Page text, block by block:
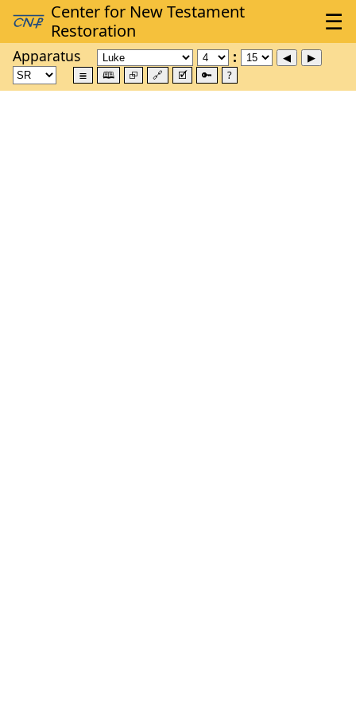
Apparatus
≣ 🕮 ⮺ 🔗 🗹 🔑 ?